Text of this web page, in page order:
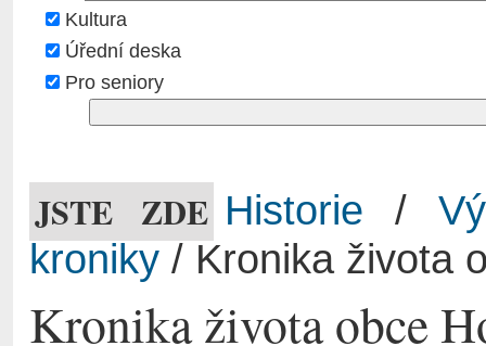
Kultura
Úřední deska
Pro seniory
JSTE ZDE Historie /
kroniky / Kronika života
Kronika života obce